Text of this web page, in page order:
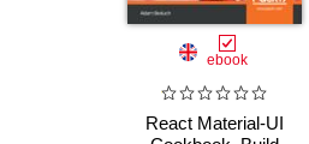
ebook
React Material-UI